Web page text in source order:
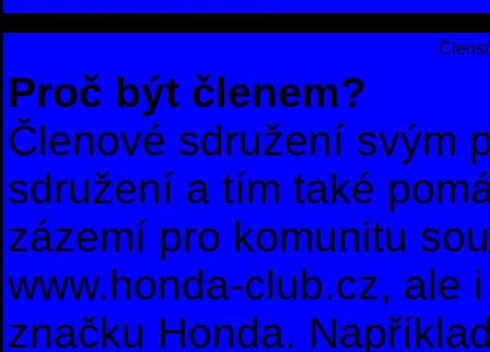
Proč být členem?
Členové sdružení svým
sdružení a tím také
zázemí pro komunitu
www.honda-club.cz, ale
značku Honda.